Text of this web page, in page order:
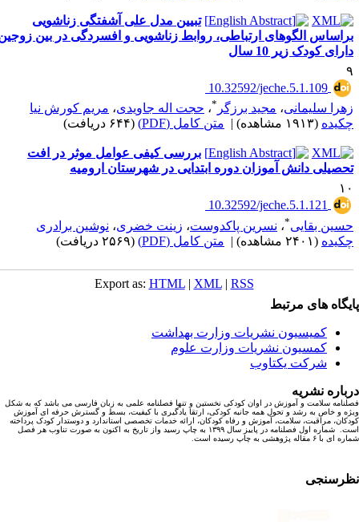
تبیین مدل علی آشفتگی زناشویی
الگوهای ارتباطی، روابط زناشویی و افسردگی در بین زوجین
کودک زیر 10 سال
‎ 10.32592/jeche.5.1.109
سلیمانی، مجید برزگر* ،حجت اله جاویدی،مریم کورش نیا
(۱۹۱۳ مشاهده) | متن کامل (PDF) (۶۴۴ دریافت)
بررسی کیفی عوامل موثر در افت
دانش آموزان دوره ابتدایی در شهرستان ارومیه
‎ 10.32592/jeche.5.1.121
بقایی ،نسرین پاکدوست،زینت خضری ،نوشین برادری
(۲۴۰۱ مشاهده) | متن کامل (PDF) (۲۵۶۹ دریافت)
Export as:HTML |XML|RSS
های مرتبط
کمیسیون نشریات وزارت بهداشت
کمسیون نشریات وزارت علوم
شرکت یکتاوب
نشریه
سلامت و آموزش در اوان کودکی نخستین و تنها فصلنامه علمی به زبان فارسی می باشد که به شکل
و خاص به رشد و تحول همه جانبه کودکی، ارتقا یادگیری با کیفیت، بسط و گسترش حرفه ای آموزش
مراقبت، سلامت، آموزش و رفاه کودکان، ارائه خدمات تخصصی استاندارد و دوستدار کودک پرداخته
است. شماره اول فصلنامه در پاییز سال ۱۳۹۹ به چاپ رسید واز تاریخ به اکنون به صورت تناوب هر فصل
۶ مقاله پژوهشی به چاپ رسیده است.